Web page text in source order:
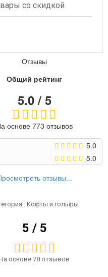
со скидкой
Отзывы
Общий рейтинг
5.0 / 5
основе 773 отзывов
5.0
5.0
отзывы...
: Кофты и гольфы
5 / 5
основе 78 отзывов